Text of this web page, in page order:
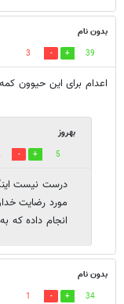
بدون نام
39
3
اعدام برای این حیوون کمه
بهروز
5
درست نیست
مورد رضایت
انجام داده که
بدون نام
34
1